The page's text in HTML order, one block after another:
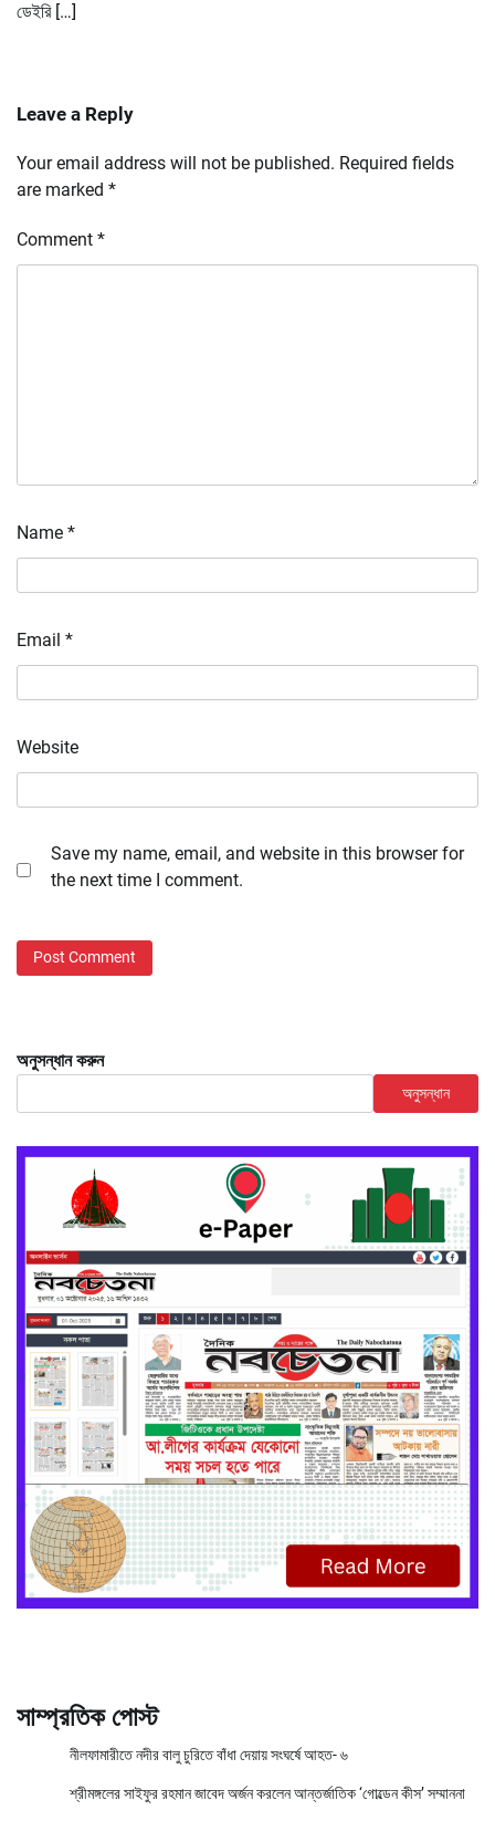
ডেইরি […]
Leave a Reply
Your email address will not be published. Required fields
are marked *
Comment *
Name *
Email *
Website
Save my name, email, and website in this browser for
the next time I comment.
অনুসন্ধান করুন
অনুসন্ধান
সাম্প্রতিক পোস্ট
নীলফামারীতে নদীর বালু চুরিতে বাঁধা দেয়ায় সংঘর্ষে আহত- ৬
শ্রীমঙ্গলের সাইফুর রহমান জাবেদ অর্জন করলেন আন্তর্জাতিক ‘গোল্ডেন কীস’ সম্মাননা